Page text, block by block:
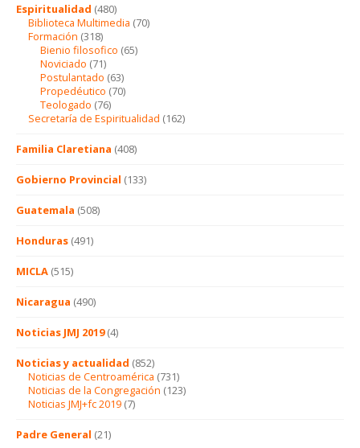
Espiritualidad (480)
Biblioteca Multimedia (70)
Formación (318)
Bienio filosofico (65)
Noviciado (71)
Postulantado (63)
Propedéutico (70)
Teologado (76)
Secretaría de Espiritualidad (162)
Familia Claretiana (408)
Gobierno Provincial (133)
Guatemala (508)
Honduras (491)
MICLA (515)
Nicaragua (490)
Noticias JMJ 2019(4)
Noticias y actualidad (852)
Noticias de Centroamérica (731)
Noticias de la Congregación (123)
Noticias JMJ+fc 2019 (7)
Padre General (21)